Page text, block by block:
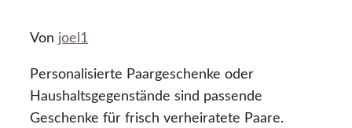
Von joel1
Personalisierte Paargeschenke oder
Haushaltsgegenstände sind passende
Geschenke für frisch verheiratete Paare.